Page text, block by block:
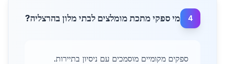
4 מי ספקי מתכת מומלצים לבתי מלון בהרצליה?
ספקים מקומיים מוסמכים עם ניסיון בתיירות.